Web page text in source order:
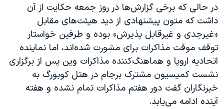
در حالی که برخی گزارش‌ها در روز جمعه حکایت از آن
داشت که متون پیشنهادی از دید هیئت‌های مقابل
«غیرجدی و غیرقابل پذیرش» بوده و طرفین خواستار
توقف موقت مذاکرات برای مشورت شده‌اند، اما نماینده
اتحادیه اروپا و هماهنگ‌کننده مذاکرات وین پس از برگزاری
نشست کمیسیون مشترک برجام در هتل کوبورگ به
خبرنگاران گفت دور هفتم مذاکرات تمام نشده و هفته
آینده ادامه می‌یابد.